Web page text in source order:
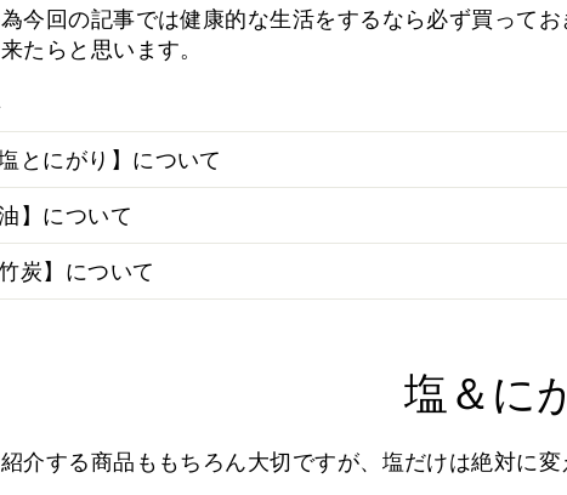
今回の記事では健康的な生活をするなら必ず買って
たらと思います。
塩とにがり】について
油】について
竹炭】について
塩＆に
介する商品ももちろん大切ですが、塩だけは絶対に変